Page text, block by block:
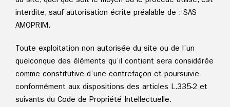
interdite, sauf autorisation écrite préalable de : SAS
AMOPRIM.
Toute exploitation non autorisée du site ou de l’un
quelconque des éléments qu’il contient sera considérée
comme constitutive d’une contrefaçon et poursuivie
conformément aux dispositions des articles L.335-2 et
suivants du Code de Propriété Intellectuelle.